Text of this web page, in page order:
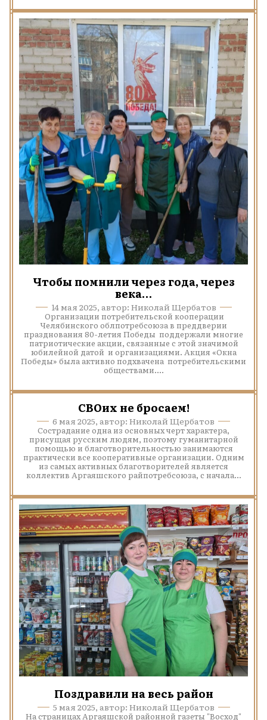
Чтобы помнили через года, через
века…
14 мая 2025, автор: Николай Щербатов
Организации потребительской кооперации
Челябинского облпотребсоюза в преддверии
празднования 80-летия Победы поддержали многие
патриотические акции, связанные с этой значимой
юбилейной датой и организациями. Акция «Окна
Победы» была активно подхвачена потребительскими
обществами....
СВОих не бросаем!
6 мая 2025, автор: Николай Щербатов
Сострадание одна из основных черт характера,
присущая русским людям, поэтому гуманитарной
помощью и благотворительностью занимаются
практически все кооперативные организации. Одним
из самых активных благотворителей является
коллектив Аргаяшского райпотребсоюза, с начала...
Поздравили на весь район
5 мая 2025, автор: Николай Щербатов
На страницах Аргаяшской районной газеты "Восход"